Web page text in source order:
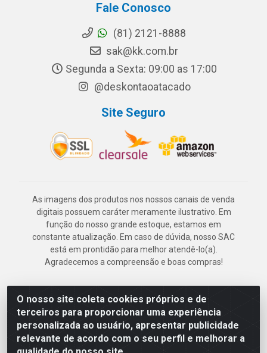
O nosso site coleta cookies próprios e de
terceiros para proporcionar uma experiência
personalizada ao usuário, apresentar publicidade
relevante de acordo com o seu perfil e melhorar a
Fale Conosco
(81) 2121-8888
sak@kk.com.br
Segunda a Sexta: 09:00 as 17:00
@deskontaoatacado
Site Seguro
As imagens dos produtos nos nossos canais de venda
digitais possuem caráter meramente ilustrativo. Em
função do nosso grande estoque, estamos em
constante atualização. Em caso de dúvida, nosso SAC
está em prontidão para melhor atendê-lo(a).
Agradecemos a compreensão e boas compras!
Deskontão Atacado - Av. Marechal Mascarenhas de Morais, 2471 -
Imbiribeira - Recife/PE - CEP 51.150-001 - CNPJ 24.150.377/0003-
57